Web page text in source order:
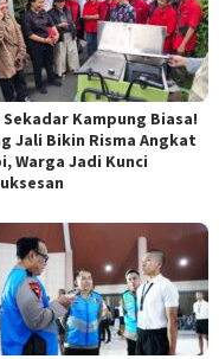
Sekadar Kampung Biasa!
Jali Bikin Risma Angkat
Warga Jadi Kunci